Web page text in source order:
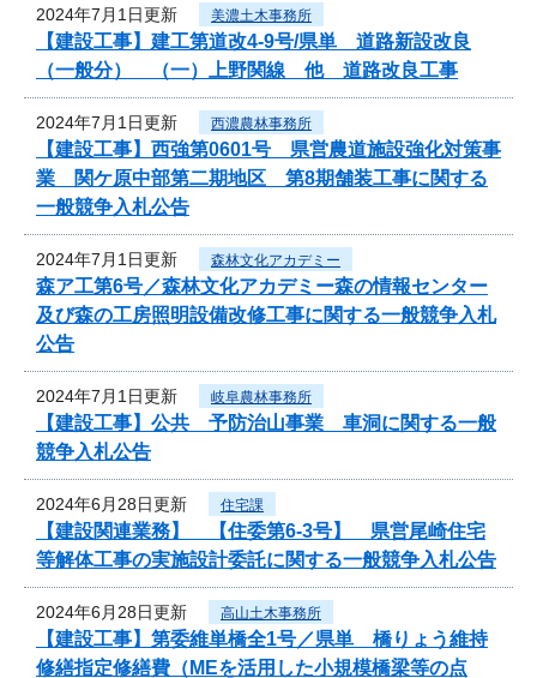
2024年7月1日更新 美濃土木事務所
【建設工事】建工第道改4-9号/県単 道路新設改良
（一般分） （一）上野関線 他 道路改良工事
2024年7月1日更新 西濃農林事務所
【建設工事】西強第0601号 県営農道施設強化対策事
業 関ケ原中部第二期地区 第8期舗装工事に関する
一般競争入札公告
2024年7月1日更新 森林文化アカデミー
森ア工第6号／森林文化アカデミー森の情報センター
及び森の工房照明設備改修工事に関する一般競争入札
公告
2024年7月1日更新 岐阜農林事務所
【建設工事】公共 予防治山事業 車洞に関する一般
競争入札公告
2024年6月28日更新 住宅課
【建設関連業務】 【住委第6-3号】 県営尾崎住宅
等解体工事の実施設計委託に関する一般競争入札公告
2024年6月28日更新 高山土木事務所
【建設工事】第委維単橋全1号／県単 橋りょう維持
修繕指定修繕費（MEを活用した小規模橋梁等の点